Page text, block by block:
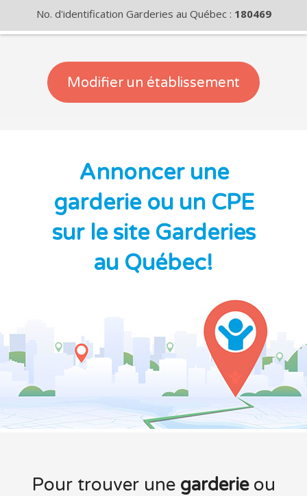
No. d'identification Garderies au Québec : 180469
Modifier un établissement
Annoncer une
garderie ou un CPE
sur le site Garderies
au Québec!
Pour trouver une garderieou